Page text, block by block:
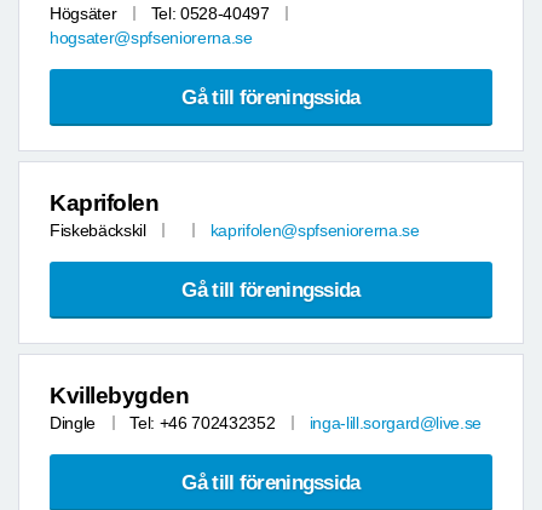
Högsäter
Tel: 0528-40497
hogsater@spfseniorerna.se
Gå till föreningssida
Kaprifolen
Fiskebäckskil kaprifolen@spfseniorerna.se
Gå till föreningssida
Kvillebygden
Dingle Tel: +46 702432352 inga-lill.sorgard@live.se
Gå till föreningssida